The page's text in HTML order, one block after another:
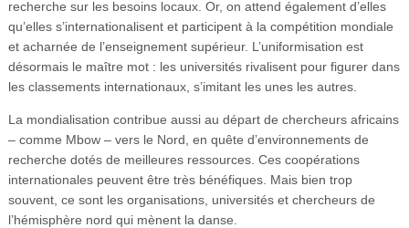
recherche sur les besoins locaux. Or, on attend également d’elles
qu’elles s’internationalisent et participent à la compétition mondiale
et acharnée de l’enseignement supérieur. L’uniformisation est
désormais le maître mot : les universités rivalisent pour figurer dans
les classements internationaux, s’imitant les unes les autres.
La mondialisation contribue aussi au départ de chercheurs africains
– comme Mbow – vers le Nord, en quête d’environnements de
recherche dotés de meilleures ressources. Ces coopérations
internationales peuvent être très bénéfiques. Mais bien trop
souvent, ce sont les organisations, universités et chercheurs de
l’hémisphère nord qui mènent la danse.